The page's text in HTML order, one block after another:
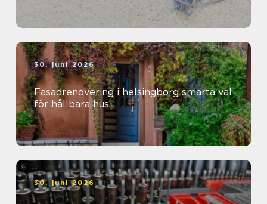
30. juni 2026
Fasadrenovering i helsingborg smarta val
för hållbara hus
30. juni 2026